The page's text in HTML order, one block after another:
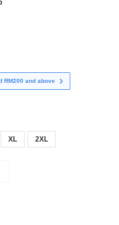
RM200 and above
XL 2XL